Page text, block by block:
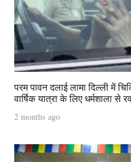
परम पावन दलाई लामा दिल्ली में
वार्षिक यात्रा के लिए धर्मशाला से
2 months ago